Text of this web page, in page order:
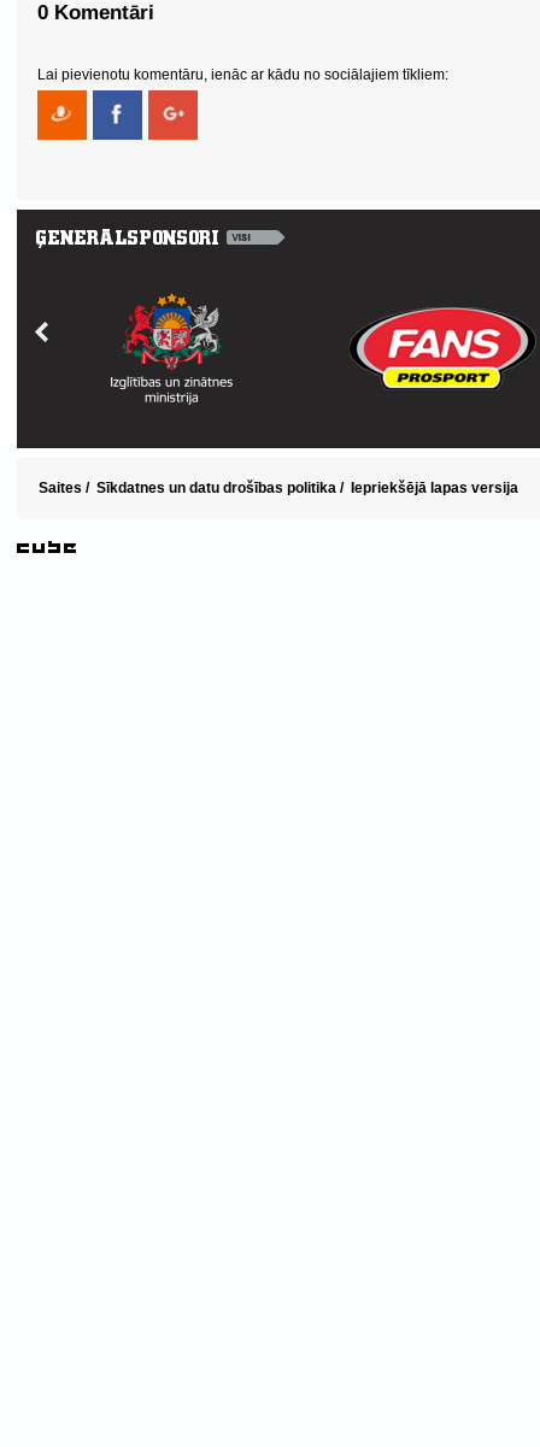
0 Komentāri
Lai pievienotu komentāru, ienāc ar kādu no sociālajiem tīkliem:
Saites / Sīkdatnes un datu drošības politika / Iepriekšējā lapas versija